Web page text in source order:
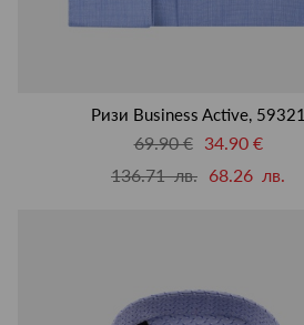
Ризи Business Active, 59321
69.90 €
34.90 €
136.71 лв. 68.26 лв.